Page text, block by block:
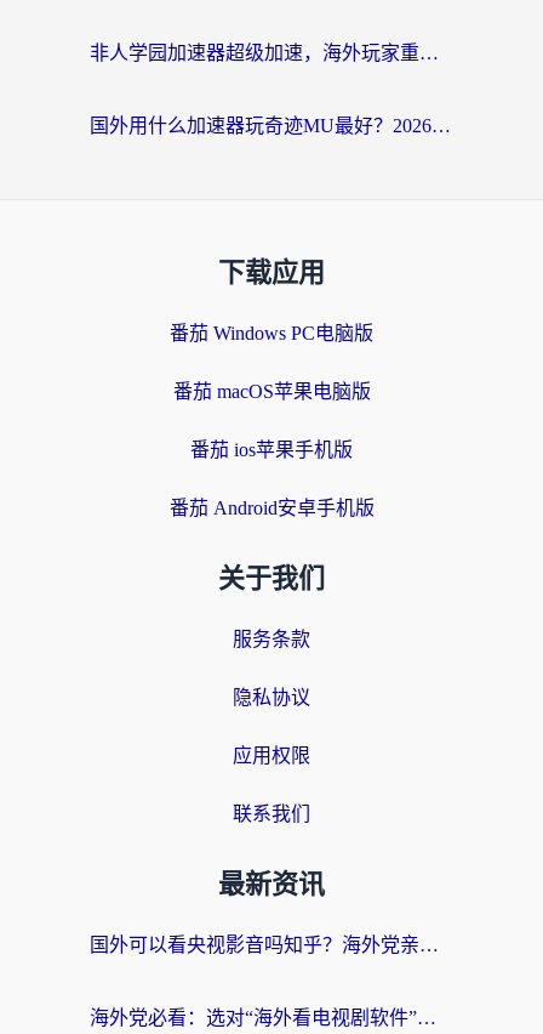
非人学园加速器超级加速，海外玩家重返国服的通行证
国外用什么加速器玩奇迹MU最好？2026海外玩家国服游戏加速全攻略
下载应用
番茄 Windows PC电脑版
番茄 macOS苹果电脑版
番茄 ios苹果手机版
番茄 Android安卓手机版
关于我们
服务条款
隐私协议
应用权限
联系我们
最新资讯
国外可以看央视影音吗知乎？海外党亲测有效的回国加速方案
海外党必看：选对“海外看电视剧软件”，再也不用愁国内剧刷不了